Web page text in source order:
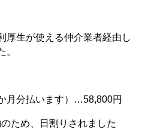
生が使える仲介業者経由し
。
月分払います）…58,800円
ため、日割りされました